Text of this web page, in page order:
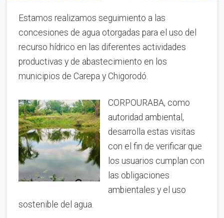
Estamos realizamos seguimiento a las
concesiones de agua otorgadas para el uso del
recurso hídrico en las diferentes actividades
productivas y de abastecimiento en los
municipios de Carepa y Chigorodó.
CORPOURABA, como
autoridad ambiental,
desarrolla estas visitas
con el fin de verificar que
los usuarios cumplan con
las obligaciones
ambientales y el uso
sostenible del agua.